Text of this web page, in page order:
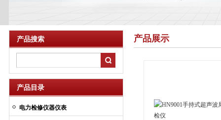
产品搜索
产品目录
电力检修仪器仪表
产品展示